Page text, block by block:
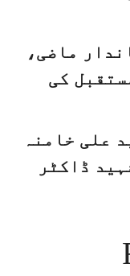
سے بچاؤ
ماضی،
کی
علی خامنہ
ڈاکٹر